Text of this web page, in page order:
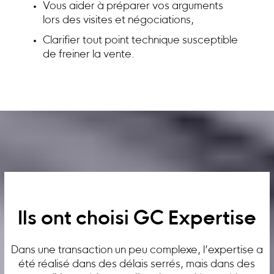
Vous aider à préparer vos arguments
lors des visites et négociations,
Clarifier tout point technique susceptible
de freiner la vente.
Ils ont choisi GC Expertise
Dans une transaction un peu complexe, l’expertise a
été réalisé dans des délais serrés, mais dans des